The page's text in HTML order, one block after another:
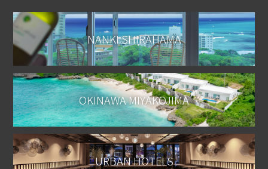
NANKI SHIRAHAMA
OKINAWA MIYAKOJIMA
URBAN HOTELS